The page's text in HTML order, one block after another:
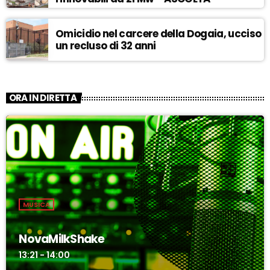
Omicidio nel carcere della Dogaia, ucciso
un recluso di 32 anni
ORA IN DIRETTA
MUSICA
NovaMilkShake
13:21 - 14:00